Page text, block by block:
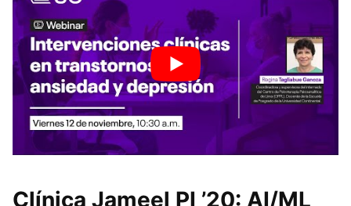
Clínica Jameel PI ’20: AI/ML